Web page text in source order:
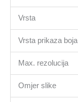
Vrsta
Vrsta prikaza boja
Max. rezolucija
Omjer slike